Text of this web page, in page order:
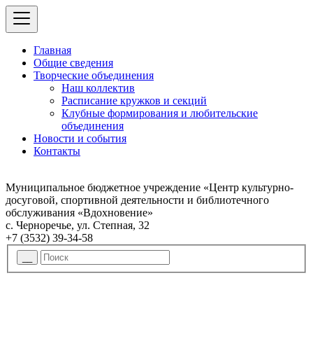
Главная
Общие сведения
Творческие объединения
Наш коллектив
Расписание кружков и секций
Клубные формирования и любительские
объединения
Новости и события
Контакты
Муниципальное бюджетное учреждение «Центр культурно-
досуговой, спортивной деятельности и библиотечного
обслуживания «Вдохновение»
с. Черноречье, ул. Степная, 32
+7 (3532) 39-34-58